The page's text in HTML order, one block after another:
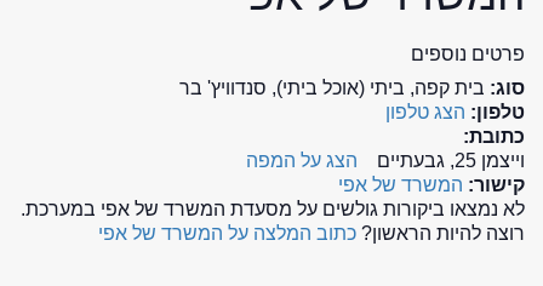
פרטים נוספים
סוג: בית קפה, ביתי (אוכל ביתי), סנדוויץ' בר
טלפון: הצג טלפון
כתובת:
וייצמן 25, גבעתיים
הצג על המפה
קישור: המשרד של אפי
לא נמצאו ביקורות גולשים על מסעדת המשרד של אפי במערכת.
רוצה להיות הראשון? כתוב המלצה על המשרד של אפי